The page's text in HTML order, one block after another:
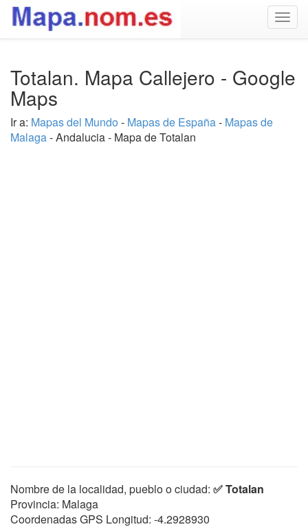
Totalan. Mapa Callejero - Google
Maps
Ir a: Mapas del Mundo - Mapas de España- Mapas de
Malaga- Andalucia - Mapa de Totalan
Nombre de la localidad, pueblo o ciudad: ✅ Totalan
Provincia: Malaga
Coordenadas GPS Longitud: -4.2928930